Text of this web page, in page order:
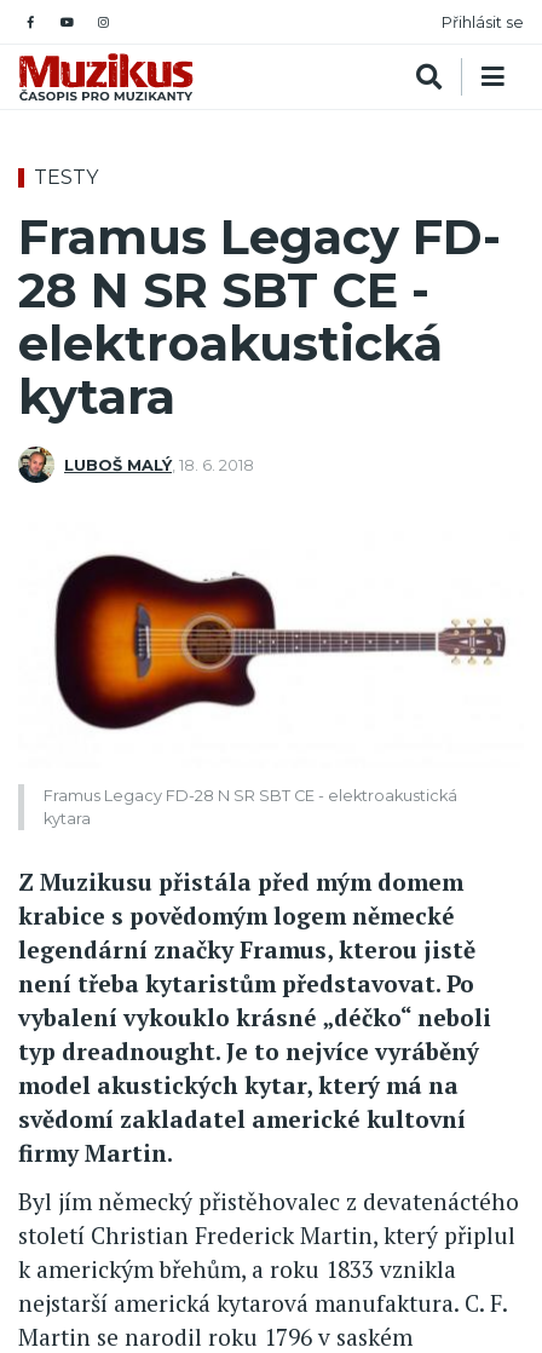
Přihlásit se
TESTY
Framus Legacy FD-
28 N SR SBT CE -
elektroakustická
kytara
LUBOŠ MALÝ, 18. 6. 2018
Framus Legacy FD-28 N SR SBT CE - elektroakustická
kytara
Z Muzikusu přistála před mým domem
krabice s povědomým logem německé
legendární značky Framus, kterou jistě
není třeba kytaristům představovat. Po
vybalení vykouklo krásné „déčko“ neboli
typ dreadnought. Je to nejvíce vyráběný
model akustických kytar, který má na
svědomí zakladatel americké kultovní
firmy Martin.
Byl jím německý přistěhovalec z devatenáctého
století Christian Frederick Martin, který připlul
k americkým břehům, a roku 1833 vznikla
nejstarší americká kytarová manufaktura. C. F.
Martin se narodil roku 1796 v saském